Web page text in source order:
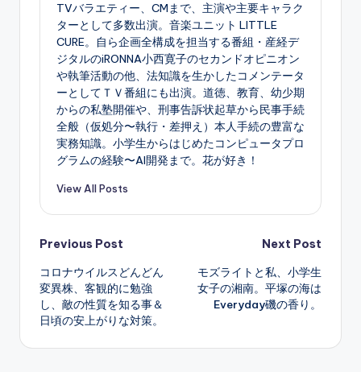
TVバラエティー、CMまで、主演や主要キャラク
ターとして多数出演。音楽ユニット LITTLE
CURE。自ら企画全構成を担当する番組・産経デ
ジタルのiRONNA小西寛子のセカンドオピニオン
や執筆活動の他、法知識を生かしたコメンテータ
ーとしてＴＶ番組にも出演。道徳、教育、幼少期
からの私塾開催や、刑事告訴状起草から民事手続
全般（仮処分〜執行・差押え）本人手続の豊富な
実務知識。小学生からはじめたコンピュータプロ
グラムの経験〜AI開発まで。花が好き！
View All Posts
Post
navigation
Previous Post
コロナウイルスどんどん
変異株、客観的に勉強
し、敵の性質を知る事＆
日頃の安上がりな対策。
Next Post
モズライトと私、小学生
女子の湘南。平塚の海は
Everyday磯の香り。